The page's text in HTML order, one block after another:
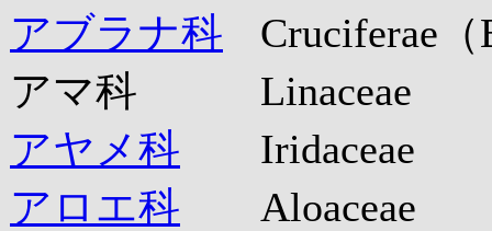
アブラナ科
Cruciferae（
アマ科
Linaceae
アヤメ科
Iridaceae
アロエ科
Aloaceae